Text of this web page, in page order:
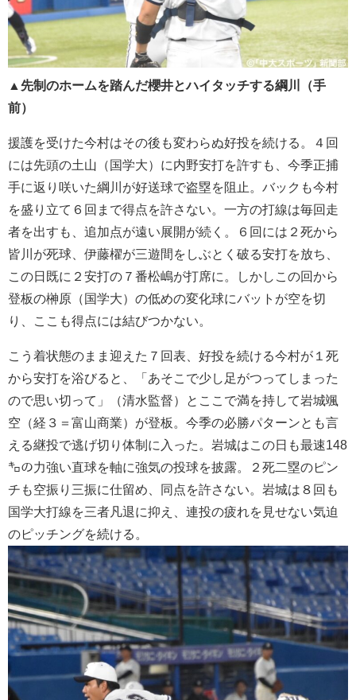
▲先制のホームを踏んだ櫻井とハイタッチする綱川（手
前）
援護を受けた今村はその後も変わらぬ好投を続ける。４回
には先頭の土山（国学大）に内野安打を許すも、今季正捕
手に返り咲いた綱川が好送球で盗塁を阻止。バックも今村
を盛り立て６回まで得点を許さない。一方の打線は毎回走
者を出すも、追加点が遠い展開が続く。６回には２死から
皆川が死球、伊藤櫂が三遊間をしぶとく破る安打を放ち、
この日既に２安打の７番松嶋が打席に。しかしこの回から
登板の榊原（国学大）の低めの変化球にバットが空を切
り、ここも得点には結びつかない。
こう着状態のまま迎えた７回表、好投を続ける今村が１死
から安打を浴びると、「あそこで少し足がつってしまった
ので思い切って」（清水監督）とここで満を持して岩城颯
空（経３＝富山商業）が登板。今季の必勝パターンとも言
える継投で逃げ切り体制に入った。岩城はこの日も最速148
㌔の力強い直球を軸に強気の投球を披露。２死二塁のピン
チも空振り三振に仕留め、同点を許さない。岩城は８回も
国学大打線を三者凡退に抑え、連投の疲れを見せない気迫
のピッチングを続ける。